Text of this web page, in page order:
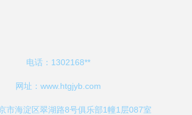
电话：1302168**
网址： www.htgjyb.com
市海淀区翠湖路8号俱乐部1幢1层087室